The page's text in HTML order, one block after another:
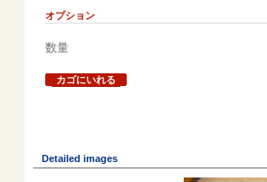
オプション
数量
カゴにいれる
Detailed images